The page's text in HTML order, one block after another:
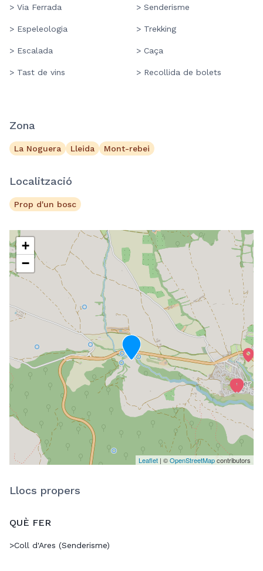
> Via Ferrada > Senderisme
> Espeleologia > Trekking
> Escalada > Caça
> Tast de vins > Recollida de bolets
Zona
La Noguera Lleida Mont-rebei
Localització
Prop d'un bosc
+
−
Leaflet | ©OpenStreetMapcontributors
Llocs propers
QUÈ FER
>Coll d'Ares (Senderisme)